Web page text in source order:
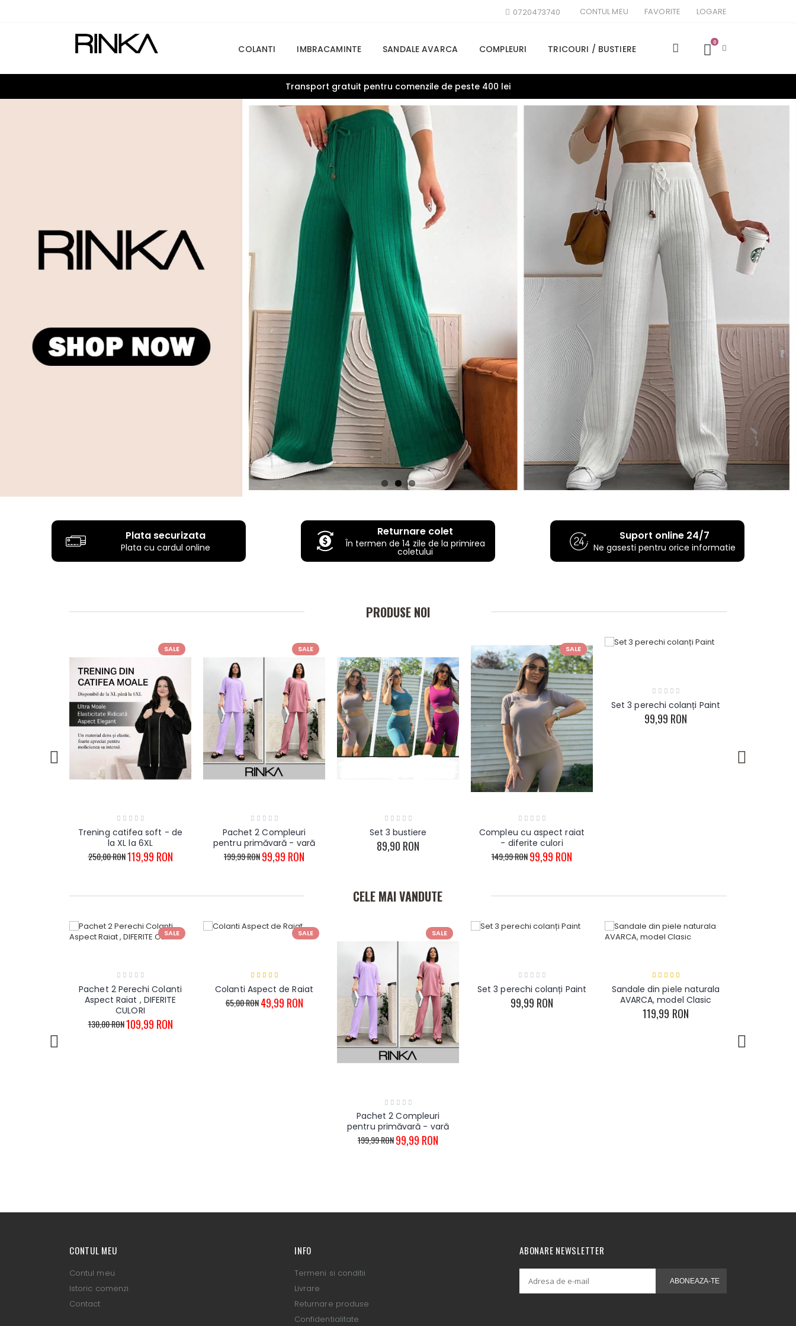
CONTUL MEU FAVORITE LOGARE
0720473740
0
COLANTI IMBRACAMINTE SANDALE AVARCA COMPLEURI TRICOURI / BUSTIERE
Transport gratuit pentru comenzile de peste 400 lei
Plata securizata
Plata cu cardul online
Returnare colet
În termen de 14 zile de la primirea
coletului
Suport online 24/7
Ne gasesti pentru orice informatie
PRODUSE NOI
SALE
Trening catifea soft - de
la XL la 6XL
250,00 RON119,99 RON
SALE
Pachet 2 Compleuri
pentru primăvară - vară
199,99 RON99,99 RON
Set 3 bustiere
89,90 RON
SALE
Compleu cu aspect raiat
- diferite culori
149,99 RON99,99 RON
Set 3 perechi colanți Paint
99,99 RON
CELE MAI VANDUTE
SALE
Pachet 2 Perechi Colanti
Aspect Raiat , DIFERITE
CULORI
130,00 RON109,99 RON
SALE
Colanti Aspect de Raiat
65,00 RON 49,99 RON
SALE
Pachet 2 Compleuri
pentru primăvară - vară
199,99 RON99,99 RON
Set 3 perechi colanți Paint
99,99 RON
Sandale din piele naturala
AVARCA, model Clasic
119,99 RON
CONTUL MEU
Contul meu
Istoric comenzi
Contact
INFO
Termeni si conditii
Livrare
Returnare produse
Confidentialitate
ABONARE NEWSLETTER
ABONEAZA-TE